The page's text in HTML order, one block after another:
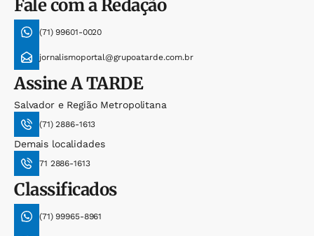
Fale com a Redação
(71) 99601-0020
jornalismoportal@grupoatarde.com.br
AssineA TARDE
Salvador e Região Metropolitana
(71) 2886-1613
Demais localidades
71 2886-1613
Classificados
(71) 99965-8961